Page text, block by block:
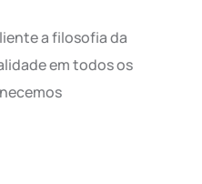
a filosofia da
em todos os